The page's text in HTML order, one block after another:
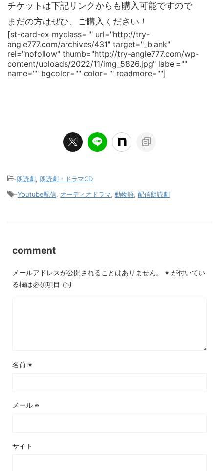
チケットは下記リンクからも購入可能ですので
まだの方はぜひ、ご購入ください！
[st-card-ex myclass="" url="http://try-
angle777.com/archives/431" target="_blank"
rel="nofollow" thumb="http://try-angle777.com/wp-
content/uploads/2022/11/img_5826.jpg" label=""
name="" bgcolor="" color="" readmore=""]
-朗読劇 朗読劇・ドラマCD
-Youtube配信 オーディオドラマ 動物語 配信朗読劇
comment
メールアドレスが公開されることはありません。 ※ が付いてい
る欄は必須項目です
名前 ※
メール ※
サイト